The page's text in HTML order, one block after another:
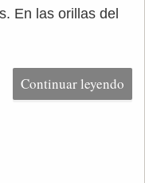
En las orillas del
Continuar leyendo